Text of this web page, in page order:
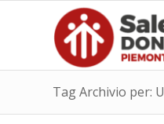
Tag Archivio per: